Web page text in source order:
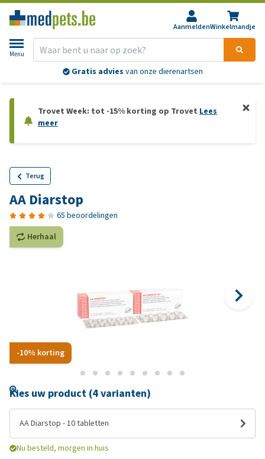
AanmeldenWinkelmandje
Menu
Gratis advies van onze dierenartsen
Trovet Week: tot -15% korting op Trovet Lees
meer
Terug
AA Diarstop
65 beoordelingen
-10% korting
Herhaal
Kies uw product (4 varianten)
AA Diarstop - 10 tabletten
Nu besteld, morgen in huis